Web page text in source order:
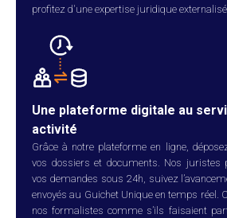
profitez d'une expertise juridique
Une plateforme digitale au
activité
Grâce à notre plateforme en ligne,
vos dossiers et documents. Nos juristes
vos demandes sous 24h, suivez
envoyés au Guichet Unique en temps réel.
nos formalistes comme s’ils faisaient